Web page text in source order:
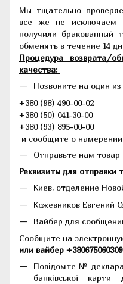
Мы тщательно
все же не исключаем
получили бракованный
обменять в течение 14
Процедура возврата/
качества:
Позвоните на один
+380 (98) 490-00-02
+380 (50) 041-30-00
+380 (93) 895-00-00
и сообщите о
Отправьте нам
Реквизиты для отправки
Киев, отделение
Кожевников Евгений
Вайбер для
Сообщите на
или вайбер +380675060309
Повідомте №
банківської